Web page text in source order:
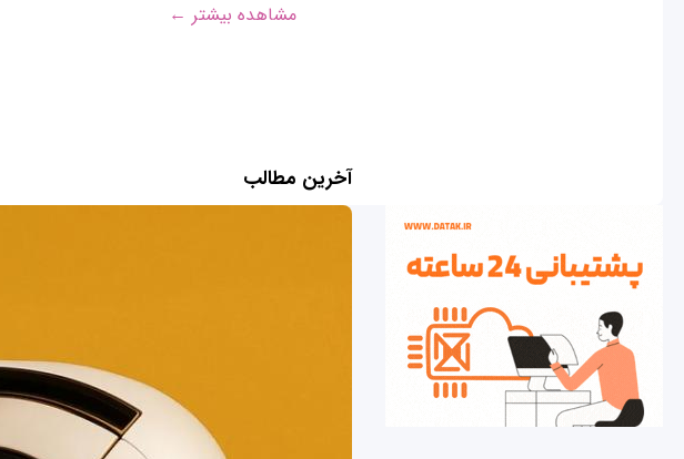
مشاهده بیشتر ←
آخرین مطالب